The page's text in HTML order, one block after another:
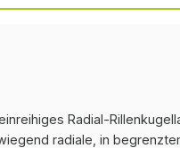
Radial-
radiale, in